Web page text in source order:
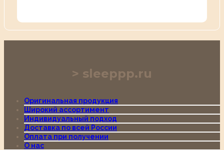
sleeppp.ru
Оригинальная продукция
Широкий ассортимент
Индивидуальный подход
Доставка по всей России
Оплата при получении
О нас